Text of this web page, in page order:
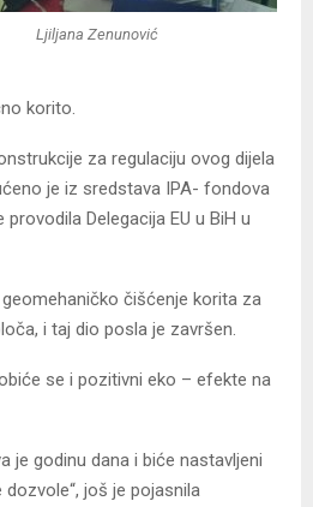
Ljiljana Zenunović
korito.
za regulaciju ovog dijela
je iz sredstava IPA- fondova
Delegacija EU u BiH u
čišćenje korita za
i taj dio posla je završen.
se i pozitivni eko – efekte na
je godinu dana i biće nastavljeni
još je pojasnila